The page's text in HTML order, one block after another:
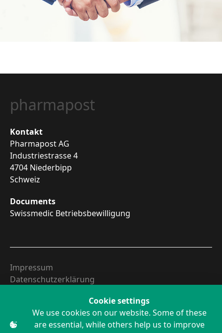
pharmapost
Kontakt
Pharmapost AG
Industriestrasse 4
4704 Niederbipp
Schweiz
Documents
Swissmedic Betriebsbewilligung
Impressum
Datenschutzerklärung
Cookie settings
We use cookies on our website. Some of these
are essential, while others help us to improve